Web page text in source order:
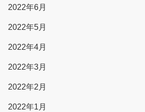
2022年6月
2022年5月
2022年4月
2022年3月
2022年2月
2022年1月